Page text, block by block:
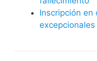
Inscripción en
excepcionales